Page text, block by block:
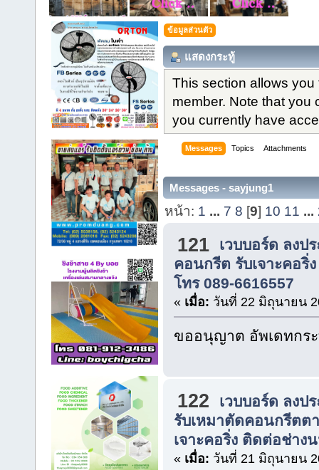
ข้อมูลส่วนตัว
แสดงกระทู้
This section allows
member. Note that you
you currently have
Messages Topics Attachments
Messages - sayjung1
หน้า: 1 ... 7 8 [9] 10 11 ...
121
เวบบอร์ด ลงป
คอนกรีต รับเจาะคอ
โทร 089-6616557
« เมื่อ: วันที่ 22 มิถุนายน
ขออนุญาต อัพเดทกร
122
เวบบอร์ด ลงป
รับเหมาตัดคอนกรีตต
เจาะคอริ่ง ติดต่อช่าง
« เมื่อ: วันที่ 21 มิถุนายน